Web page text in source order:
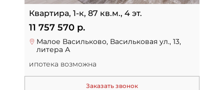
Квартира, 1-к, 87 кв.м., 4 эт.
11 757 570 р.
Малое Васильково, Васильковая ул., 13,
литера А
ипотека возможна
Заказать звонок